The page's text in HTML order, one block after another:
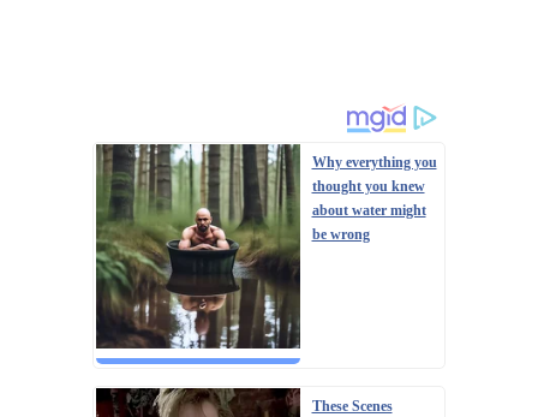
Why everything you
thought you knew
about water might
be wrong
These Scenes